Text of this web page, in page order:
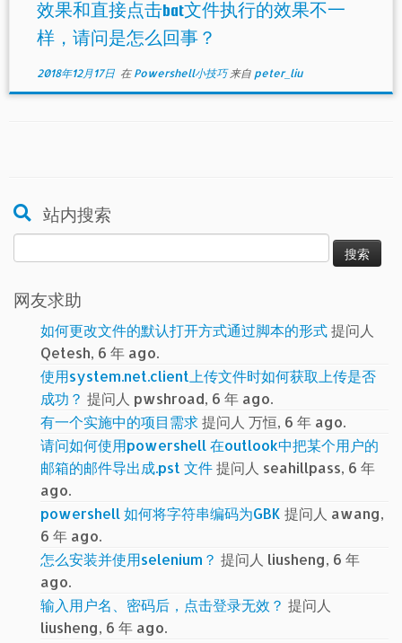
效果和直接点击bat文件执行的效果不一
样，请问是怎么回事？
2018年12月17日在 Powershell小技巧来自 peter_liu
站内搜索
索：
网友求助
如何更改文件的默认打开方式通过脚本的形式提问人
Qetesh, 6 年 ago.
使用system.net.client上传文件时如何获取上传是否
成功？ 提问人 pwshroad, 6 年 ago.
有一个实施中的项目需求提问人 万恒, 6 年 ago.
请问如何使用powershell 在outlook中把某个用户的
邮箱的邮件导出成.pst 文件提问人 seahillpass, 6 年
ago.
powershell 如何将字符串编码为GBK 提问人 awang,
6 年 ago.
怎么安装并使用selenium？ 提问人 liusheng, 6 年
ago.
输入用户名、密码后，点击登录无效？ 提问人
liusheng, 6 年 ago.